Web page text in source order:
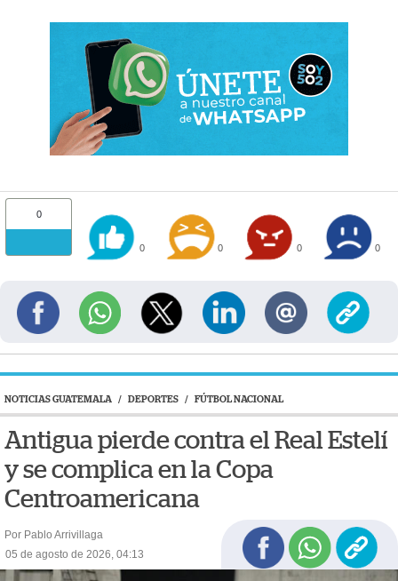
0
0 0 0 0
NOTICIAS GUATEMALA / DEPORTES / FÚTBOL NACIONAL
Antigua pierde contra el Real Estelí
y se complica en la Copa
Centroamericana
Por Pablo Arrivillaga
05 de agosto de 2026, 04:13